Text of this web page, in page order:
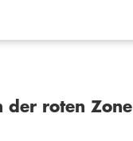
der roten Zone